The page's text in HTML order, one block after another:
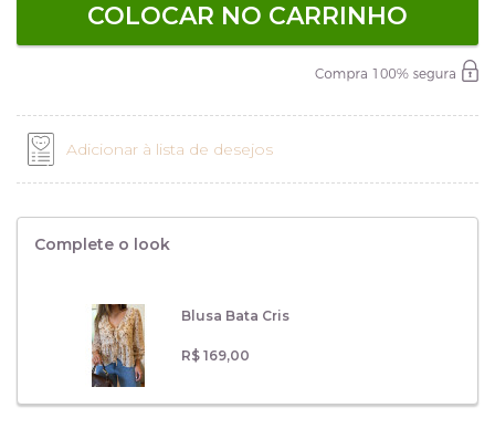
COLOCAR NO CARRINHO
Adicionar à lista de desejos
Complete o look
Blusa Bata Cris
R$ 169,00